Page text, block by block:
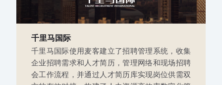
千里马国际
千里马国际使用麦客建立了招聘管理系统，收集
企业招聘需求和人才简历，管理网络和现场招聘
会工作流程，并通过人才简历库实现岗位供需双